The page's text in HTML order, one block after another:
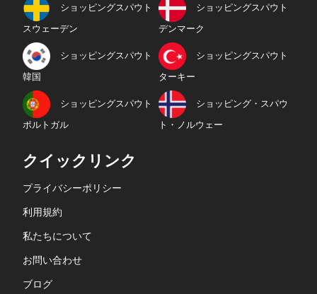
ショッピングスパウト
スウェーデン
ショッピングスパウト
デンマーク
ショッピングスパウト
韓国
ショッピングスパウト
ターキー
ショッピングスパウト
ポルトガル
ショッピング・スパウ
ト・ノルウェー
クイックリンク
プライバシーポリシー
利用規約
私たちについて
お問い合わせ
ブログ